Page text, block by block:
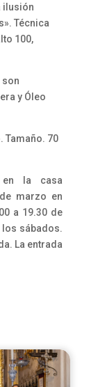
ilusión
Técnica
100,
son
y Óleo
Tamaño. 70
la casa
marzo en
a 19.30 de
los sábados.
La entrada